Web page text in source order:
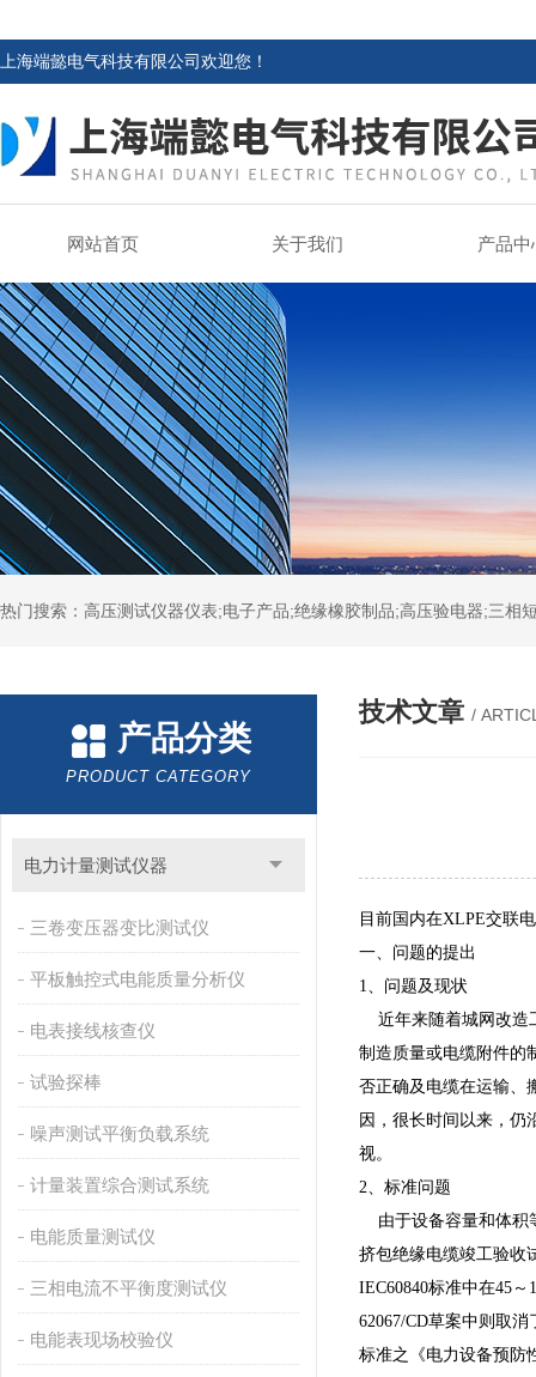
上海端懿电气科技有限公司欢迎您！
网站首页 关于我们 产品中
热门搜索：高压测试仪器仪表;电子产品;绝缘橡胶制品;高压验电器;三
产品分类
PRODUCT CATEGORY
电力计量测试仪器
三卷变压器变比测试仪
平板触控式电能质量分析仪
电表接线核查仪
试验探棒
噪声测试平衡负载系统
计量装置综合测试系统
电能质量测试仪
三相电流不平衡度测试仪
电能表现场校验仪
技术文章 /
目前国内在XLPE交联
一、问题的提出
1、问题及现状
近年来随着城网改造
制造质量或电缆附件的
否正确及电缆在运输、
因，很长时间以来，仍
视。
2、标准问题
由于设备容量和体积
挤包绝缘电缆竣工验收
IEC60840标准中在45
62067/CD草案中则取
标准之《电力设备预防